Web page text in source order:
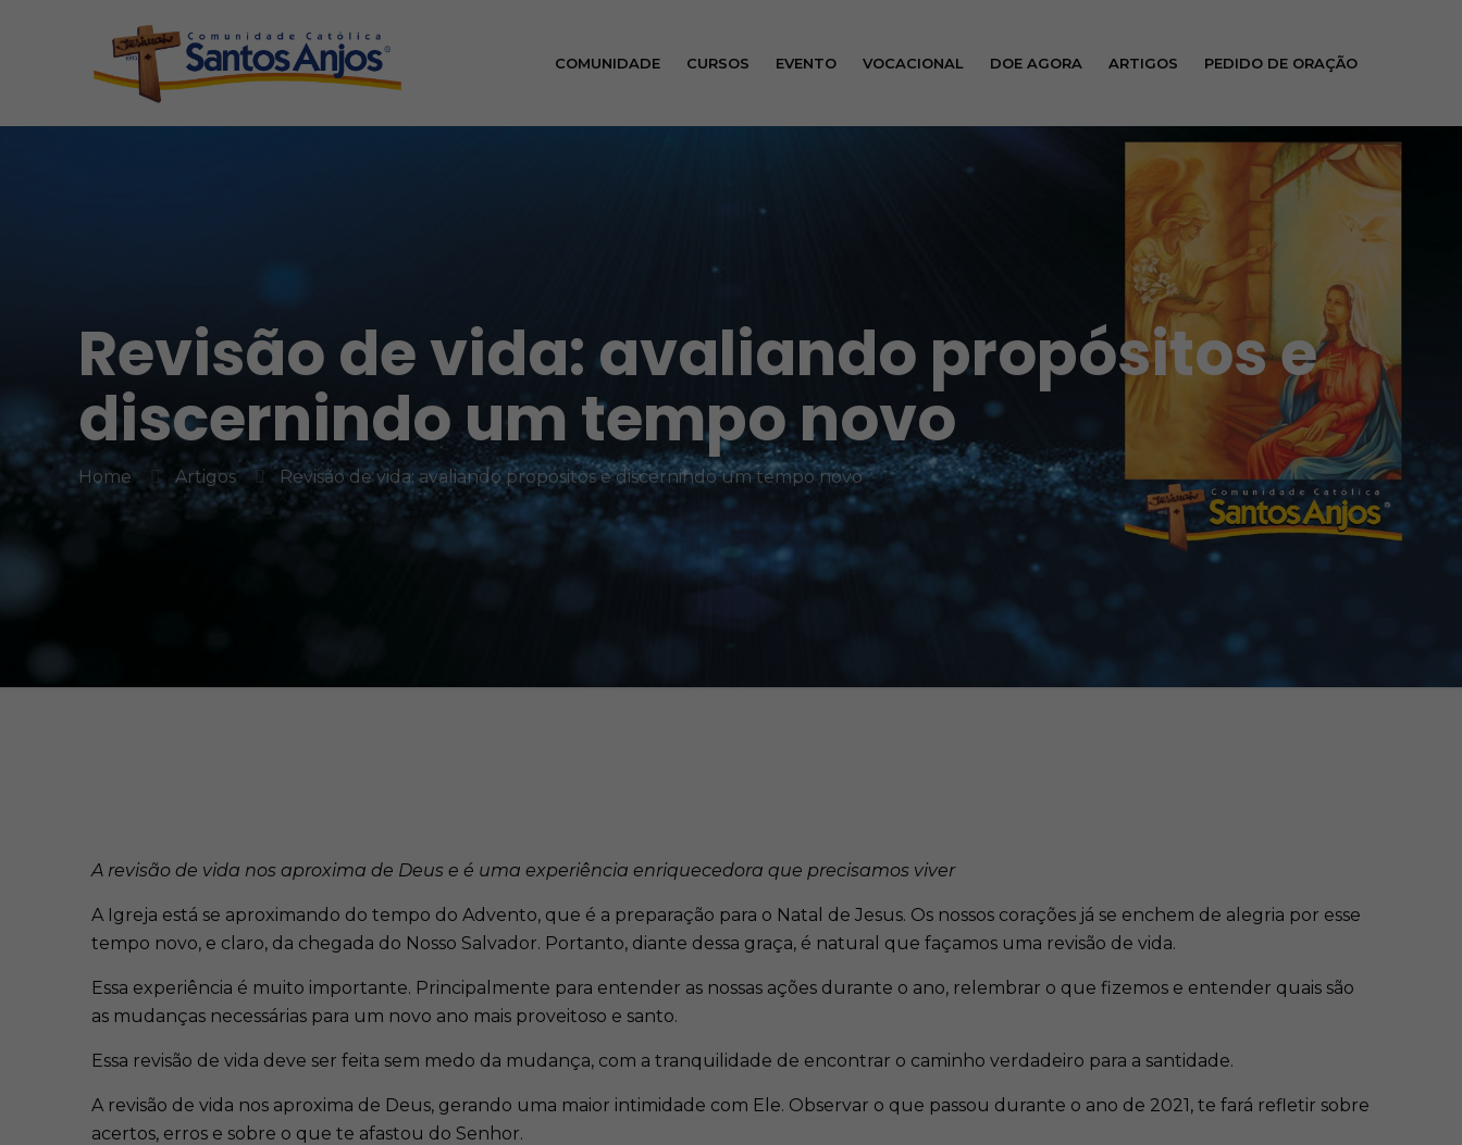
COMUNIDADE CURSOS EVENTO VOCACIONAL DOE AGORA ARTIGOS PEDIDO DE ORAÇÃO
Revisão de vida: avaliando propósitos e
discernindo um tempo novo
Home Artigos Revisão de vida: avaliando propósitos e discernindo um tempo novo
A revisão de vida nos aproxima de Deus e é uma experiência enriquecedora que precisamos viver
A Igreja está se aproximando do tempo do Advento, que é a preparação para o Natal de Jesus. Os nossos corações já se enchem de alegria por esse
tempo novo, e claro, da chegada do Nosso Salvador. Portanto, diante dessa graça, é natural que façamos uma revisão de vida.
Essa experiência é muito importante. Principalmente para entender as nossas ações durante o ano, relembrar o que fizemos e entender quais são
as mudanças necessárias para um novo ano mais proveitoso e santo.
Essa revisão de vida deve ser feita sem medo da mudança, com a tranquilidade de encontrar o caminho verdadeiro para a santidade.
A revisão de vida nos aproxima de Deus, gerando uma maior intimidade com Ele. Observar o que passou durante o ano de 2021, te fará refletir sobre
acertos, erros e sobre o que te afastou do Senhor.